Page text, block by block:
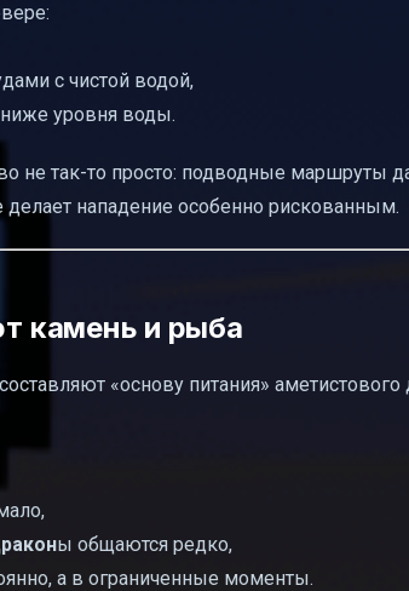
с чистой водой,
уровня воды.
не так-то просто: подводные маршруты
нападение особенно рискованным.
камень и рыба
«основу питания»
ы общаются редко,
а в ограниченные моменты.